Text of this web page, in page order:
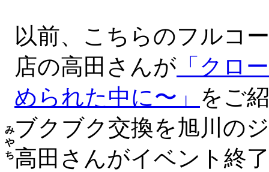
み
や
ち
以前、こちらのフルコ
店の高田さんが 「クロ
められた中に〜」 をご
ブクブク交換を旭川の
高田さんがイベント終